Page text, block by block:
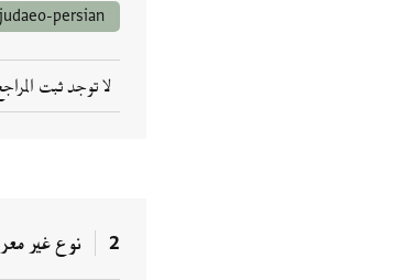
judaeo-persian
لا توجد ثبت
2 نوع غير